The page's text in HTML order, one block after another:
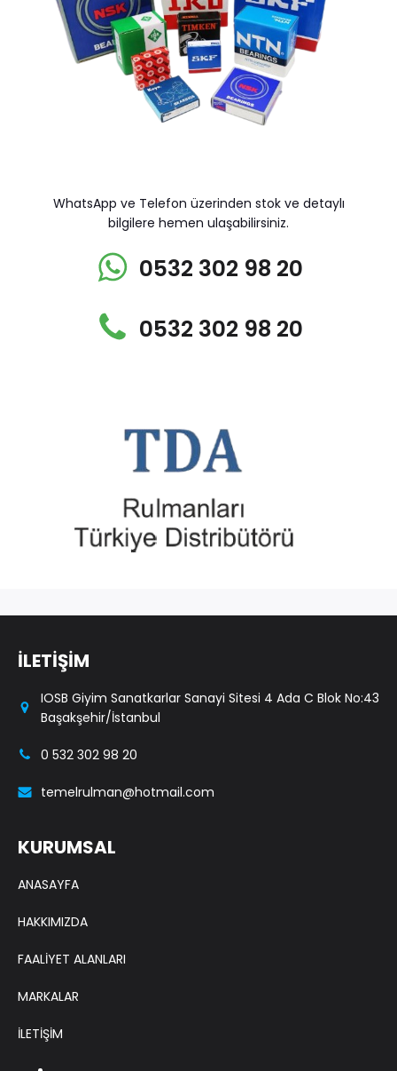
WhatsApp ve Telefon üzerinden stok ve detaylı
bilgilere hemen ulaşabilirsiniz.
0532 302 98 20
0532 302 98 20
İLETİŞİM
IOSB Giyim Sanatkarlar Sanayi Sitesi 4 Ada C Blok No:43
Başakşehir/İstanbul
0 532 302 98 20
temelrulman@hotmail.com
KURUMSAL
ANASAYFA
HAKKIMIZDA
FAALİYET ALANLARI
MARKALAR
İLETİŞİM